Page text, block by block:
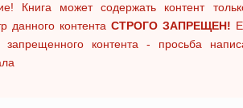
Книга может содержать контент
данного контента СТРОГО ЗАПРЕЩЕН!
запрещенного контента - просьба